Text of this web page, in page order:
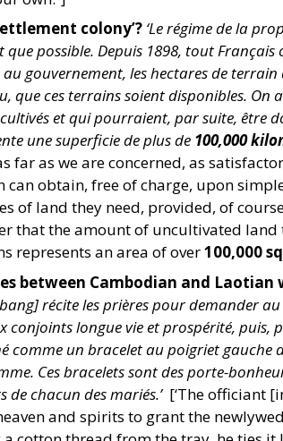
colony’? ‘Le régime de la
que possible. Depuis 1898, tout
gouvernement, les hectares de
que ces terrains soient disponibles. On
et qui pourraient, par suite, être
une superficie de plus de 100,000
far as we are concerned, as
can obtain, free of charge, upon
of land they need, provided, of
that the amount of uncultivated
represents an area of ​​over100,000
between Cambodian and Laotian
récite les prières pour demander
conjoints longue vie et prospérité, puis,
comme un bracelet au poigriet
Ces bracelets sont des porte-
de chacun des mariés.’ [‘The officiant
and spirits to grant the